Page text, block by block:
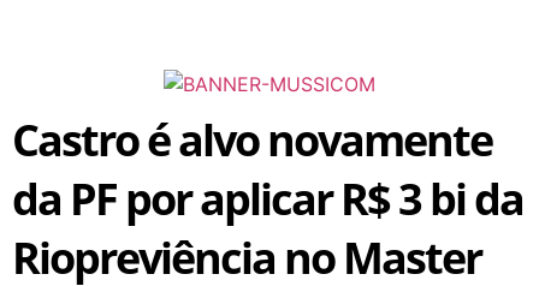
Castro é alvo novamente
da PF por aplicar R$ 3 bi da
Riopreviência no Master